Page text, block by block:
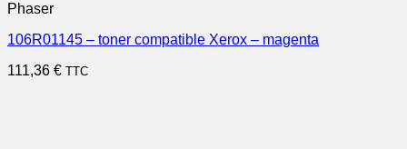
Phaser
106R01145 – toner compatible Xerox – magenta
111,36 € TTC